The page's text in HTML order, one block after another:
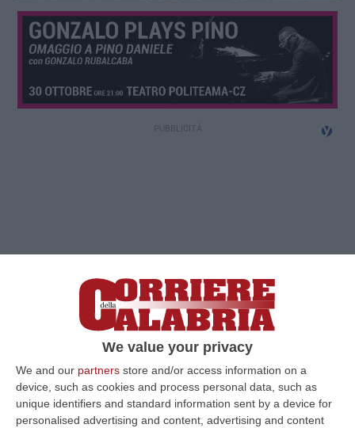
We value your privacy
We and our partners store and/or access information on a
device, such as cookies and process personal data, such as
unique identifiers and standard information sent by a device for
personalised advertising and content, advertising and content